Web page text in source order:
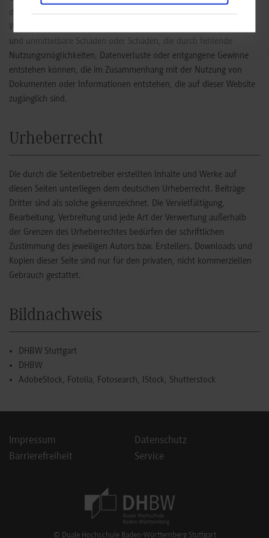
der Website wird ausgeschlossen. Die Duale Hochschule Baden-
Württemberg Stuttgart haftet daher nicht für konkrete, mittelbare
und unmittelbare Schäden oder Schäden, die durch fehlende
Nutzungsmöglichkeiten, Datenverluste oder entgangene Gewinne
entstehen können, die im Zusammenhang mit der Nutzung von
Dokumenten oder Informationen entstehen, die auf dieser Website
zugänglich sind.
Urheberrecht
Die durch die Seitenbetreiber erstellten Inhalte und Werke auf
diesen Seiten unterliegen dem deutschen Urheberrecht. Beiträge
Dritter sind als solche gekennzeichnet. Die Vervielfältigung,
Bearbeitung, Verbreitung und jede Art der Verwertung außerhalb
der Grenzen des Urheberrechtes bedürfen der schriftlichen
Zustimmung des jeweiligen Autors bzw. Erstellers. Downloads und
Kopien dieser Seite sind nur für den privaten, nicht kommerziellen
Gebrauch gestattet.
Bildnachweis
DHBW Stuttgart
DHBW
AdobeStock, Fotolia, Fotosearch, IStock, Shutterstock
Footer Meta Navigation
Impressum
Datenschutz
Barrierefreiheit
Service
© Duale Hochschule Baden-Württemberg Stuttgart